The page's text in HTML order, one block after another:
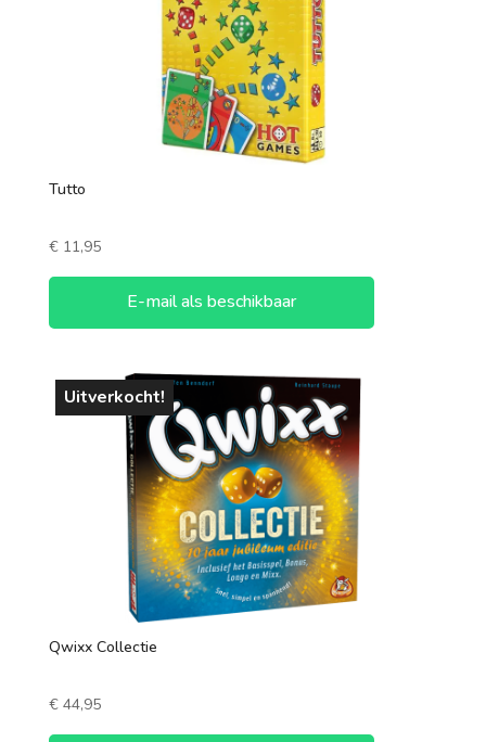
Tutto
€11,95
E-mail als beschikbaar
Uitverkocht!
Qwixx Collectie
€44,95